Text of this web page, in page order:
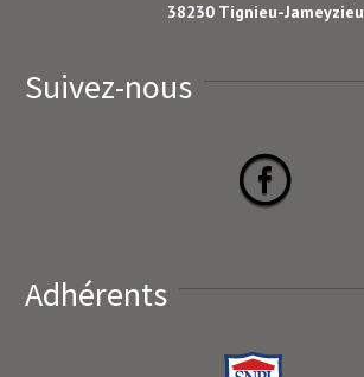
38230 Tignieu-Jameyzieu
Suivez-nous
Adhérents